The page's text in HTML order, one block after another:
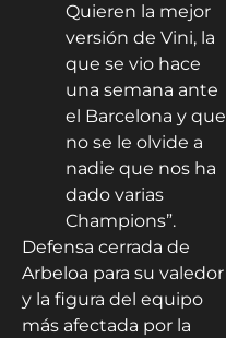
Quieren la mejor
versión de Vini, la
que se vio hace
una semana ante
el Barcelona y que
no se le olvide a
nadie que nos ha
dado varias
Champions”.
Defensa cerrada de
Arbeloa para su valedor
y la figura del equipo
más afectada por la